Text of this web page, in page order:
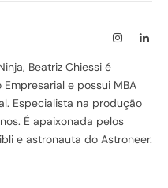
Instagram
Beatriz Chiessi é
e possui MBA
Especialista na produção
É apaixonada pelos
e astronauta do Astroneer.